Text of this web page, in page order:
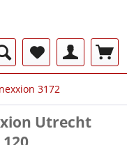
3172
Utrecht